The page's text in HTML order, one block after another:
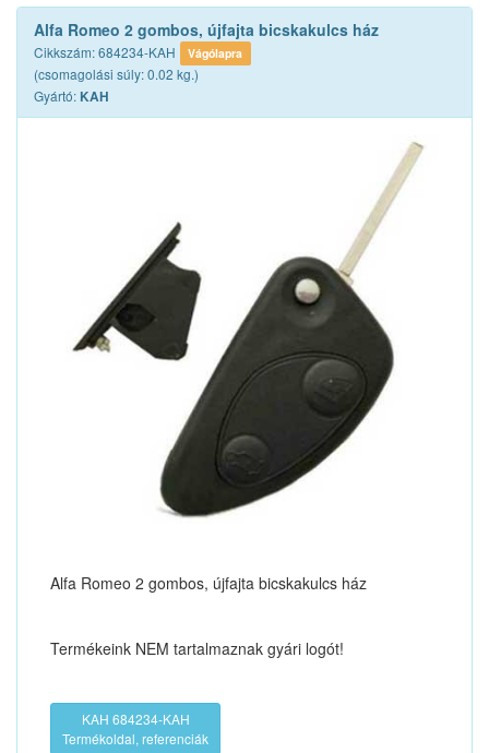
Alfa Romeo 2 gombos, újfajta bicskakulcs ház
Cikkszám: 684234-KAH Vágólapra
(csomagolási súly: 0.02 kg.)
Gyártó: KAH
Alfa Romeo 2 gombos, újfajta bicskakulcs ház
Termékeink NEM tartalmaznak gyári logót!
KAH 684234-KAH
Termékoldal, referenciák